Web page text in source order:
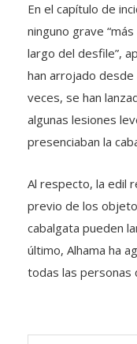
En el capítulo de
ninguno grave
largo del desfile”,
han arrojado
veces, se han
algunas lesiones
presenciaban la
Al respecto, la edil
previo de los
cabalgata pueden
último, Alhama ha
todas las personas